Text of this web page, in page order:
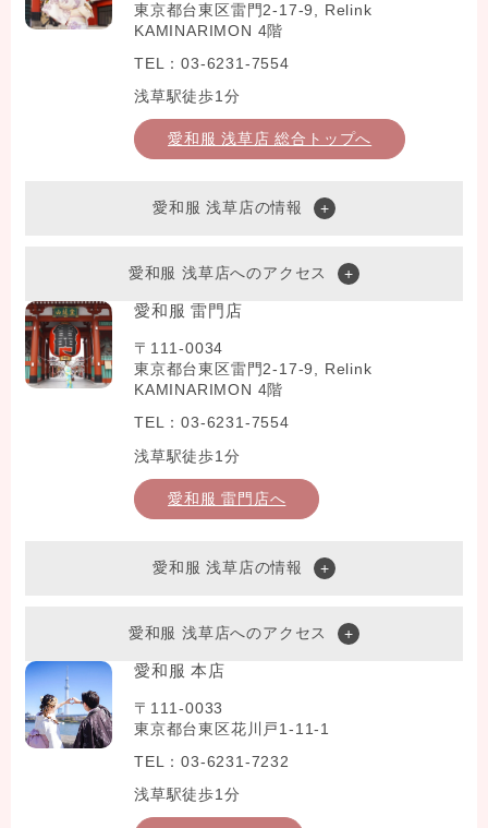
東京都台東区雷門2-17-9, Relink
KAMINARIMON 4階
TEL：03-6231-7554
浅草駅徒歩1分
愛和服 浅草店 総合トップへ
愛和服 浅草店の情報
愛和服 浅草店へのアクセス
愛和服 雷門店
〒111-0034
東京都台東区雷門2-17-9, Relink
KAMINARIMON 4階
TEL：03-6231-7554
浅草駅徒歩1分
愛和服 雷門店へ
愛和服 浅草店の情報
愛和服 浅草店へのアクセス
愛和服 本店
〒111-0033
東京都台東区花川戸1-11-1
TEL：03-6231-7232
浅草駅徒歩1分